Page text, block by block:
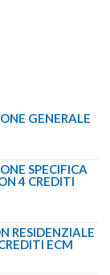
GENERALE
SPECIFICA
4 CREDITI
RESIDENZIALE
ECM